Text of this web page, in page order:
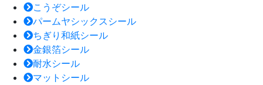
こうぞシール
パームヤシックスシール
ちぎり和紙シール
金銀箔シール
耐水シール
マットシール